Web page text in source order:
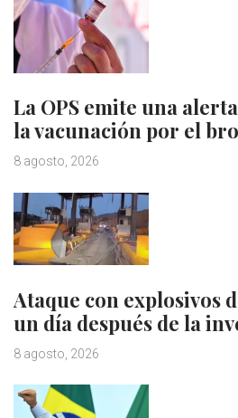
La OPS emite una
la vacunación por el
8 agosto, 2026
Ataque con explosivos
un día después de la
8 agosto, 2026